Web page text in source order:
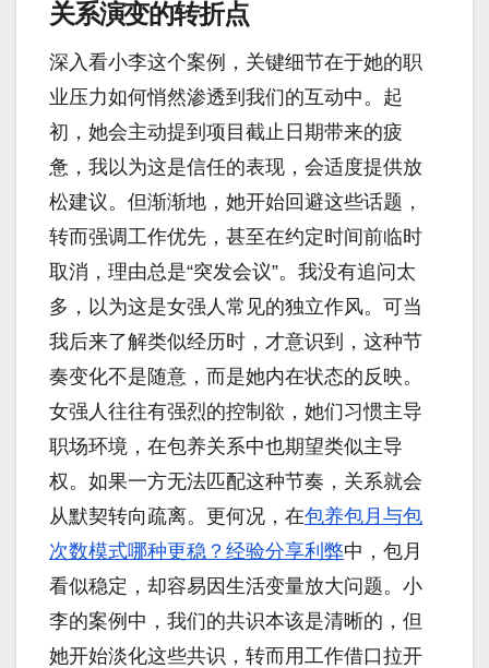
关系演变的转折点
深入看小李这个案例，关键细节在于她的职
业压力如何悄然渗透到我们的互动中。起
初，她会主动提到项目截止日期带来的疲
惫，我以为这是信任的表现，会适度提供放
松建议。但渐渐地，她开始回避这些话题，
转而强调工作优先，甚至在约定时间前临时
取消，理由总是“突发会议”。我没有追问太
多，以为这是女强人常见的独立作风。可当
我后来了解类似经历时，才意识到，这种节
奏变化不是随意，而是她内在状态的反映。
女强人往往有强烈的控制欲，她们习惯主导
职场环境，在包养关系中也期望类似主导
权。如果一方无法匹配这种节奏，关系就会
从默契转向疏离。更何况，在包养包月与包
次数模式哪种更稳？经验分享利弊中，包月
看似稳定，却容易因生活变量放大问题。小
李的案例中，我们的共识本该是清晰的，但
她开始淡化这些共识，转而用工作借口拉开